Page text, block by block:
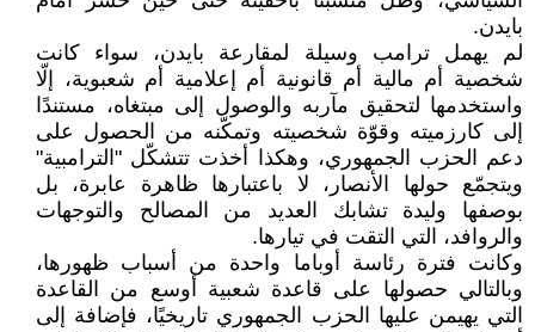
بايدن.
لم يهمل ترامب وسيلة لمقارعة بايدن، سواء كانت
شخصية أم مالية أم قانونية أم إعلامية أم شعبوية، إلّا
واستخدمها لتحقيق مآربه والوصول إلى مبتغاه، مستندًا
إلى كارزميته وقوّة شخصيته وتمكّنه من الحصول على
دعم الحزب الجمهوري، وهكذا أخذت تتشكّل "الترامبية"
ويتجمّع حولها الأنصار، لا باعتبارها ظاهرة عابرة، بل
بوصفها وليدة تشابك العديد من المصالح والتوجهات
والروافد، التي التقت في تيارها.
وكانت فترة رئاسة أوباما واحدة من أسباب ظهورها،
وبالتالي حصولها على قاعدة شعبية أوسع من القاعدة
التي يهيمن عليها الحزب الجمهوري تاريخيًا، فإضافة إلى